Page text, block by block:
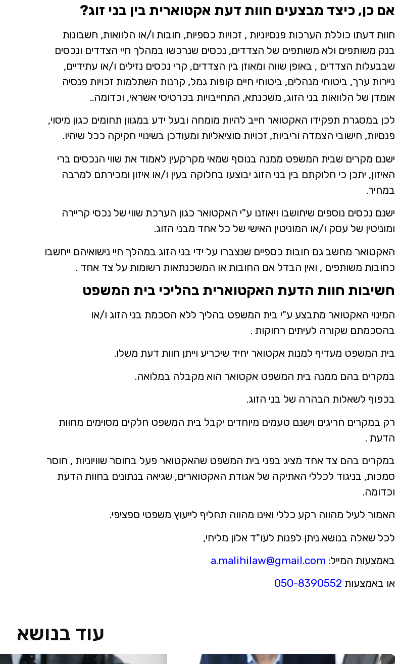
אם כן, כיצד מבצעים חוות דעת אקטוארית בין בני זוג?
חוות דעתו כוללת הערכות פנסיוניות , זכויות כספיות, חובות ו/או הלוואות, חשבונות
בנק משותפים ולא משותפים של הצדדים, נכסים שנרכשו במהלך חיי הצדדים ונכסים
שבבעלות הצדדים , באופן שווה ומאוזן בין הצדדים, קרי נכסים נזילים ו/או עתידיים,
ניירות ערך, ביטוחי מנהלים, ביטוחי חיים קופות גמל, קרנות השתלמות זכויות פנסיה
אומדן של הלוואות בני הזוג, משכנתא, התחייבויות בכרטיסי אשראי, וכדומה..
לכן במסגרת תפקידו האקטואר חייב להיות מומחה ובעל ידע במגוון תחומים כגון מיסוי,
פנסיות, חישובי הצמדה וריביות, זכויות סוציאליות ומעודכן בשינויי חקיקה ככל שיהיו.
ישנם מקרים שבית המשפט ממנה בנוסף שמאי מקרקעין לאמוד את שווי הנכסים ברי
האיזון, יתכן כי חלוקתם בין בני הזוג יבוצעו בחלוקה בעין ו/או איזון ומכירתם למרבה
במחיר.
ישנם נכסים נוספים שיחושבו ויאוזנו ע"י האקטואר כגון הערכת שווי של נכסי קריירה
ומוניטין של עסק ו/או המוניטין האישי של כל אחד מבני הזוג.
האקטואר מחשב גם חובות כספיים שנצברו על ידי בני הזוג במהלך חיי נישואיהם ייחשבו
כחובות משותפים , ואין הבדל אם החובות או המשכנתאות רשומות על צד אחד .
חשיבות חוות הדעת האקטוארית בהליכי בית המשפט
המינוי האקטואר מתבצע ע"י בית המשפט בהליך ללא הסכמת בני הזוג ו/או
בהסכמתם שקורה לעיתים רחוקות .
בית המשפט מעדיף למנות אקטואר יחיד שיכריע וייתן חוות דעת משלו.
במקרים בהם ממנה בית המשפט אקטואר הוא מקבלה במלואה.
בכפוף לשאלות הבהרה של בני הזוג.
רק במקרים חריגים וישנם טעמים מיוחדים יקבל בית המשפט חלקים מסוימים מחוות
הדעת .
במקרים בהם צד אחד מציג בפני בית המשפט שהאקטואר פעל בחוסר שוויוניות , חוסר
סמכות, בניגוד לכללי האתיקה של אגודת האקטוארים, שגיאה בנתונים בחוות הדעת
וכדומה.
האמור לעיל מהווה רקע כללי ואינו מהווה תחליף לייעוץ משפטי ספציפי.
לכל שאלה בנושא ניתן לפנות לעו"ד אלון מליחי,
באמצעות המייל: a.malihilaw@gmail.com
או באמצעות 050-8390552
עוד בנושא